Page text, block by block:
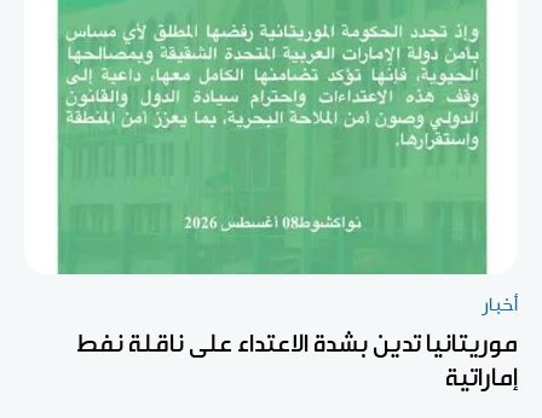
أخبار
موريتانيا تدين بشدة الاعتداء على ناقلة نفط
إماراتية